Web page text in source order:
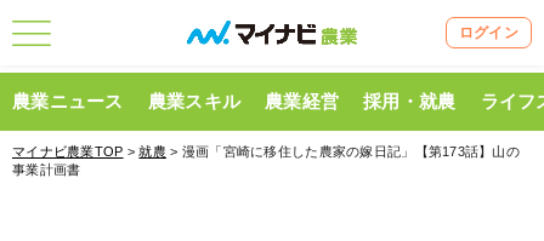
ログイン
農業ニュース 農業スキル 農業経営 採用・就農 ライフ
マイナビ農業TOP >就農 > 漫画「宮崎に移住した農家の嫁日記」【第173話】山の
事業計画書